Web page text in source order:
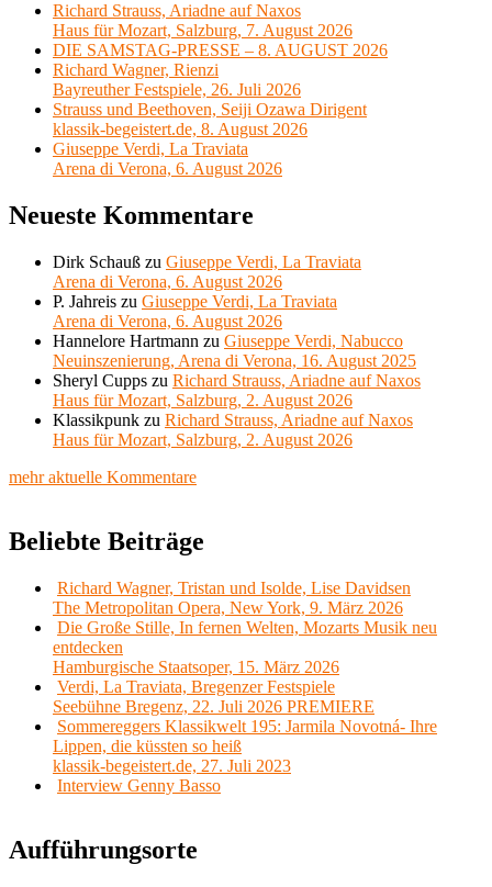
Richard Strauss, Ariadne auf Naxos
Haus für Mozart, Salzburg, 7. August 2026
DIE SAMSTAG-PRESSE – 8. AUGUST 2026
Richard Wagner, Rienzi
Bayreuther Festspiele, 26. Juli 2026
Strauss und Beethoven, Seiji Ozawa Dirigent
klassik-begeistert.de, 8. August 2026
Giuseppe Verdi, La Traviata
Arena di Verona, 6. August 2026
Neueste Kommentare
Dirk Schauß zu Giuseppe Verdi, La Traviata
Arena di Verona, 6. August 2026
P. Jahreis zu Giuseppe Verdi, La Traviata
Arena di Verona, 6. August 2026
Hannelore Hartmann zu Giuseppe Verdi, Nabucco
Neuinszenierung, Arena di Verona, 16. August 2025
Sheryl Cupps zu Richard Strauss, Ariadne auf Naxos
Haus für Mozart, Salzburg, 2. August 2026
Klassikpunk zu Richard Strauss, Ariadne auf Naxos
Haus für Mozart, Salzburg, 2. August 2026
mehr aktuelle Kommentare
Beliebte Beiträge
Richard Wagner, Tristan und Isolde, Lise Davidsen
The Metropolitan Opera, New York, 9. März 2026
Die Große Stille, In fernen Welten, Mozarts Musik neu
entdecken
Hamburgische Staatsoper, 15. März 2026
Verdi, La Traviata, Bregenzer Festspiele
Seebühne Bregenz, 22. Juli 2026 PREMIERE
Sommereggers Klassikwelt 195: Jarmila Novotná- Ihre
Lippen, die küssten so heiß
klassik-begeistert.de, 27. Juli 2023
Interview Genny Basso
Aufführungsorte